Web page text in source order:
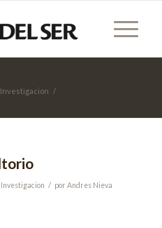
/
/ por Andres Nieva